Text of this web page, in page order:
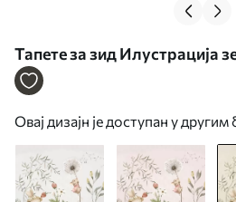
Тапете за зид Илустрација
са јагодама бр. w05422v2
Овај дизајн је доступан у другим